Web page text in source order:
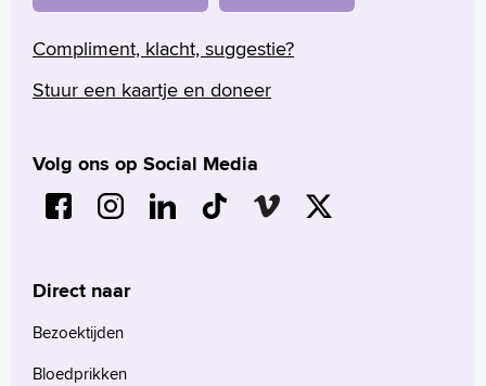
Compliment, klacht, suggestie?
Stuur een kaartje en doneer
Volg ons op Social Media
Direct naar
Bezoektijden
Bloedprikken